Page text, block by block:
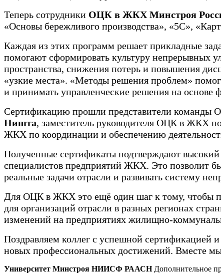
Теперь сотрудники ОЦК в ЖКХ Минстроя
«Основы бережливого производства», «5С»,
Каждая из этих программ решает прикладные
помогают сформировать культуру непрерывных
пространства, снижения потерь и повышения
«узкие места». «Методы решения проблем»
и принимать управленческие решения на основе
Сертификацию прошли представители
Ништа, заместитель руководителя ОЦК в ЖКХ
ЖКХ по координации и обеспечению
Полученные сертификаты подтверждают
специалистов предприятий ЖКХ. Это позволит
реальные задачи отрасли и развивать систему
Для ОЦК в ЖКХ это ещё один шаг к тому, чтобы
для организаций отрасли в разных регионах
изменений на предприятиях жилищно-
Поздравляем коллег с успешной сертификацией
новых профессиональных достижений. Вместе
Университет Минстроя НИИСФ РААСН Дополнительное